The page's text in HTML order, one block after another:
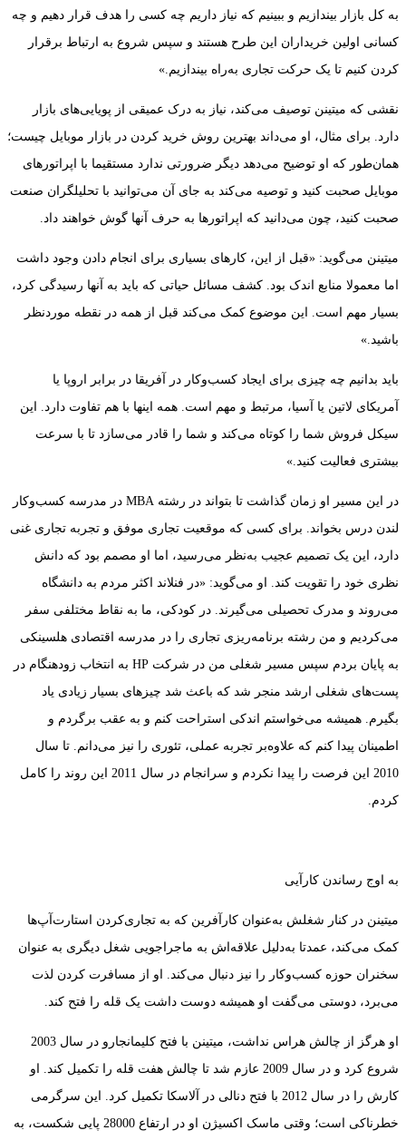
به کل بازار بیندازیم و ببینیم که نیاز داریم چه کسی را هدف قرار دهیم و چه
کسانی اولین خریداران این طرح هستند و سپس شروع به ارتباط برقرار
کردن کنیم تا یک حرکت تجاری به‌راه بیندازیم.»
نقشی که میتینن توصیف می‌کند، نیاز به درک عمیقی از پویایی‌های بازار
دارد. برای مثال، او می‌داند بهترین روش خرید کردن در بازار موبایل چیست؛
همان‌طور که او توضیح می‌دهد دیگر ضرورتی ندارد مستقیما با اپراتورهای
موبایل صحبت کنید و توصیه می‌کند به جای آن می‌توانید با تحلیلگران صنعت
صحبت کنید، چون می‌دانید که اپراتورها به حرف آنها گوش خواهند داد.
میتینن می‌گوید: «قبل از این، کارهای بسیاری برای انجام دادن وجود داشت
اما معمولا منابع اندک بود. کشف مسائل حیاتی که باید به آنها رسیدگی کرد،
بسیار مهم است. این موضوع کمک می‌کند قبل از همه در نقطه مورد‌نظر
باشید.»
باید بدانیم چه چیزی برای ایجاد کسب‌وکار در آفریقا در برابر اروپا یا
آمریکای لاتین یا آسیا، مرتبط و مهم است. همه اینها با هم تفاوت دارد. این
سیکل فروش شما را کوتاه می‌کند و شما را قادر می‌سازد تا با سرعت
بیشتری فعالیت کنید.»
در این مسیر او زمان گذاشت تا بتواند در رشته MBA در مدرسه کسب‌وکار
لندن درس بخواند. برای کسی که موقعیت تجاری موفق و تجربه تجاری غنی
دارد، این یک تصمیم عجیب به‌نظر می‌رسید، اما او مصمم بود که دانش
نظری خود را تقویت کند. او می‌گوید: «در فنلاند اکثر مردم به دانشگاه
می‌روند و مدرک تحصیلی می‌گیرند. در کودکی، ما به نقاط مختلفی سفر
می‌کردیم و من رشته برنامه‌ریزی تجاری را در مدرسه اقتصادی هلسینکی
به پایان بردم سپس مسیر شغلی من در شرکت HP به انتخاب زودهنگام در
پست‌های شغلی ارشد منجر شد که باعث شد چیزهای بسیار زیادی یاد
بگیرم. همیشه می‌خواستم اندکی استراحت کنم و به عقب برگردم و
اطمینان پیدا کنم که علاوه‌بر تجربه عملی، تئوری را نیز می‌دانم. تا سال
2010 این فرصت را پیدا نکردم و سرانجام در سال 2011 این روند را کامل
کردم.
به اوج رساندن کارآیی
میتینن در کنار شغلش به‌عنوان کارآفرین که به تجاری‌کردن استارت‌آپ‌ها
کمک می‌کند، عمدتا به‌دلیل علاقه‌اش به ماجراجویی شغل دیگری به عنوان
سخنران حوزه کسب‌وکار را نیز دنبال می‌کند. او از مسافرت کردن لذت
می‌برد، دوستی می‌گفت او همیشه دوست داشت یک قله را فتح کند.
او هرگز از چالش هراس نداشت، میتینن با فتح کلیمانجارو در سال 2003
شروع کرد و در سال 2009 عازم شد تا چالش هفت قله را تکمیل کند. او
کارش را در سال 2012 با فتح دنالی در آلاسکا تکمیل کرد. این سرگرمی
خطرناکی است؛ وقتی ماسک اکسیژن او در ارتفاع 28000 پایی شکست، به